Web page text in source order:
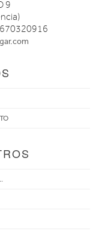
9